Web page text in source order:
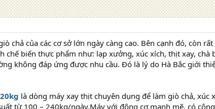
chả của các cơ sở lớn ngày càng cao. Bên cạnh đó, còn
chế biến thực phẩm như: lạp xưởng, xúc xích, thịt xay,
không đáp ứng được nhu cầu. Đó là lý do Hà Bắc giới
là dòng máy xay thịt chuyên dụng để làm giò chả, xúc
từ 100 – 240kg/ngày.Máy với động cơ mạnh mẽ, có